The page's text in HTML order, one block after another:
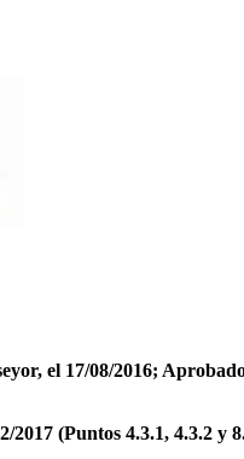
el 17/08/2016;
2017 (Puntos 4.3.1, 4.3.2 y